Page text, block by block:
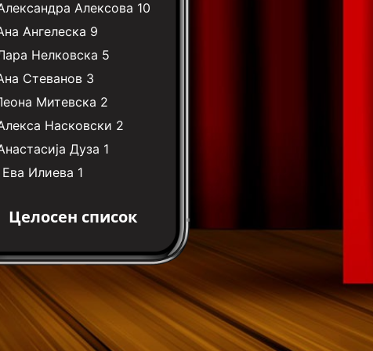
Алексова 10
Ангелеска 9
Нелковска 5
Стеванов 3
Митевска 2
Насковски 2
Дуза 1
Ева Илиева 1
Целосен список